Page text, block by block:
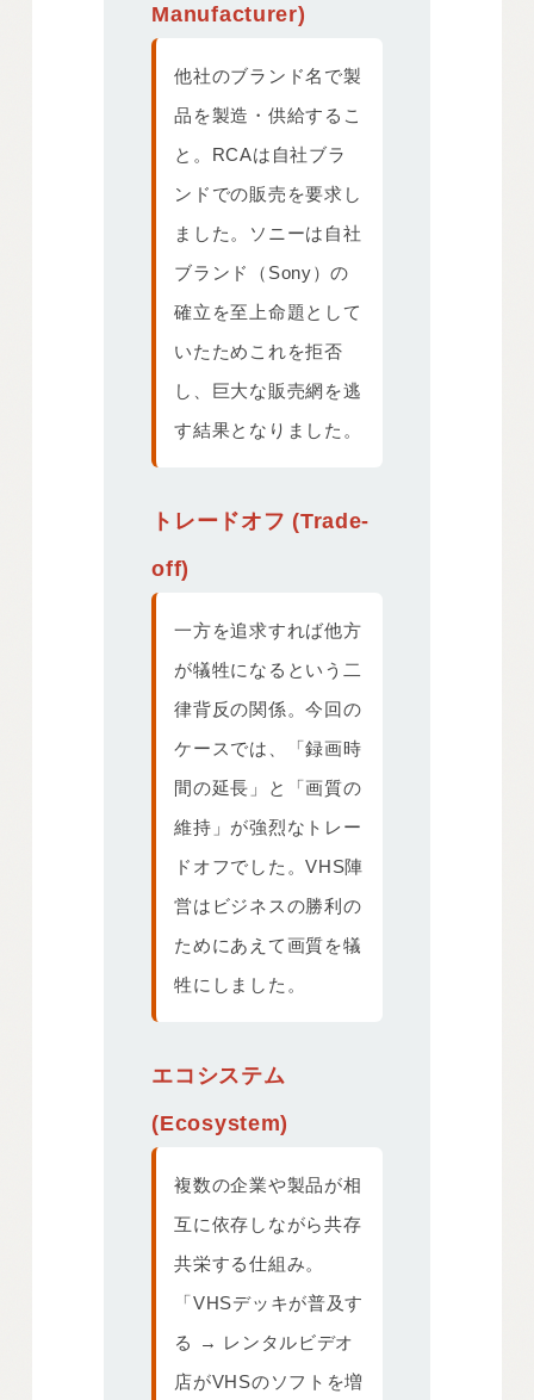
Manufacturer)
他社のブランド名で製
品を製造・供給するこ
と。RCAは自社ブラ
ンドでの販売を要求し
ました。ソニーは自社
ブランド（Sony）の
確立を至上命題として
いたためこれを拒否
し、巨大な販売網を逃
す結果となりました。
トレードオフ (Trade-
off)
一方を追求すれば他方
が犠牲になるという二
律背反の関係。今回の
ケースでは、「録画時
間の延長」と「画質の
維持」が強烈なトレー
ドオフでした。VHS陣
営はビジネスの勝利の
ためにあえて画質を犠
牲にしました。
エコシステム
(Ecosystem)
複数の企業や製品が相
互に依存しながら共存
共栄する仕組み。
「VHSデッキが普及す
る → レンタルビデオ
店がVHSのソフトを増